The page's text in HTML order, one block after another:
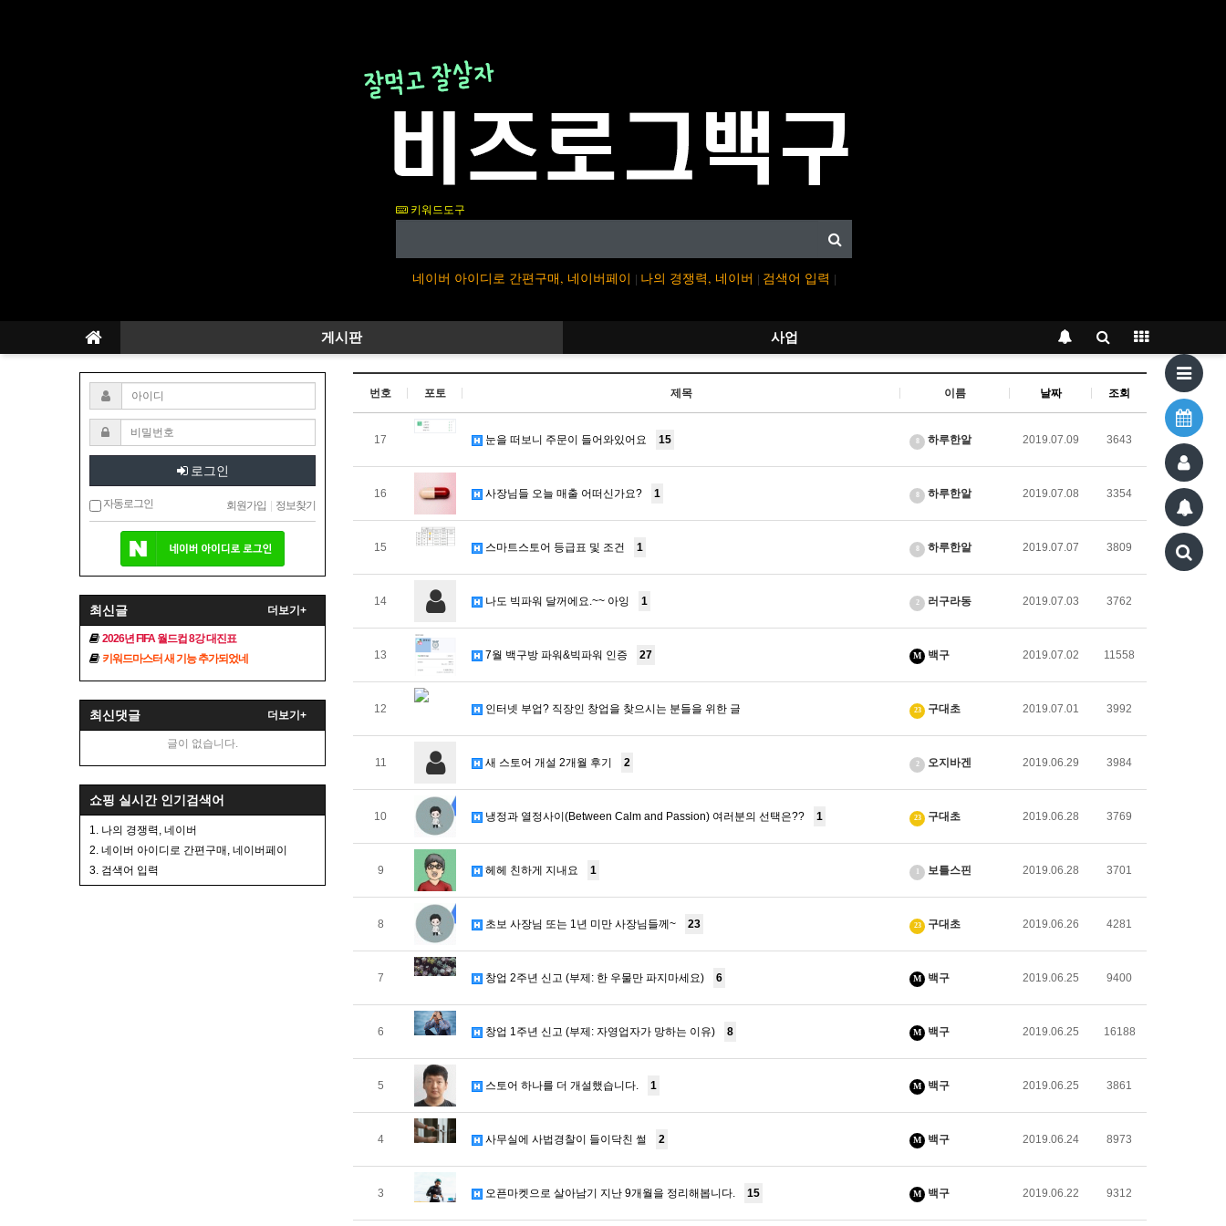
키워드도구
네이버 아이디로 간편구매, 네이버페이 | 나의 경쟁력, 네이버 | 검색어 입력 |
게시판 사업
번호 포토 제목 이름 날짜 조회
17 눈을 떠보니 주문이 들어와있어요 15 하루한알 2019.07.09 3643
16 사장님들 오늘 매출 어떠신가요? 1 하루한알 2019.07.08 3354
15 스마트스토어 등급표 및 조건 1 하루한알 2019.07.07 3809
14 나도 빅파워 달꺼에요.~~ 아잉 1 2 러구라동 2019.07.03 3762
13 7월 백구방 파워&빅파워 인증 27 M 백구 2019.07.02 11558
12 인터넷 부업? 직장인 창업을 찾으시는 분들을 위한 글 23 구대초 2019.07.01 3992
11 새 스토어 개설 2개월 후기 2 2 오지바겐 2019.06.29 3984
10 냉정과 열정사이(Between Calm and Passion) 여러분의 선택은?? 1 23 구대초 2019.06.28 3769
9 헤헤 친하게 지내요 1 보틀스핀 2019.06.28 3701
8 초보 사장님 또는 1년 미만 사장님들께~ 23 23 구대초 2019.06.26 4281
7 창업 2주년 신고 (부제: 한 우물만 파지마세요) 6 M 백구 2019.06.25 9400
6 창업 1주년 신고 (부제: 자영업자가 망하는 이유) 8 M 백구 2019.06.25 16188
5 스토어 하나를 더 개설했습니다. 1 M 백구 2019.06.25 3861
4 사무실에 사법경찰이 들이닥친 썰 2 M 백구 2019.06.24 8973
3 오픈마켓으로 살아남기 지난 9개월을 정리해봅니다. 15 M 백구 2019.06.22 9312
로그인
자동로그인 회원가입 정보찾기
최신글 더보기+
2026년 FIFA 월드컵 8강 대진표
키워드마스터 새 기능 추가되었네
최신댓글 더보기+
글이 없습니다.
쇼핑 실시간 인기검색어
1. 나의 경쟁력, 네이버
2. 네이버 아이디로 간편구매, 네이버페이
3. 검색어 입력